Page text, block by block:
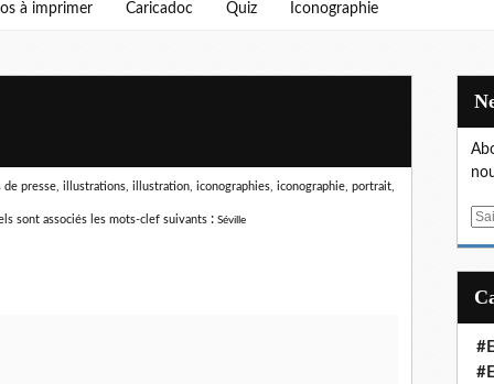
à imprimer Caricadoc Quiz Iconographie
presse, illustrations, illustration, iconographies, iconographie, portrait,
sont associés les mots-clef suivants : Séville
E